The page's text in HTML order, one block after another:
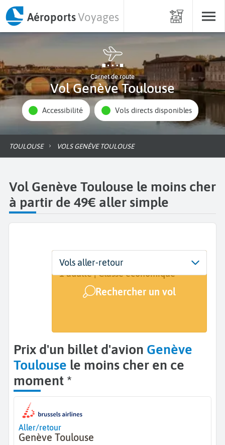
AéroportsVoyages
Carnet de route
Vol Genève Toulouse
Accessibilité Vols directs disponibles
TOULOUSE VOLS GENÈVE TOULOUSE
Vol Genève Toulouse le moins cher
à partir de 49€ aller simple
Départ
Genève (GVA)
Dates
12 août - 19 août
Voyageurs | Classe
1 adulte | Classe économique
Rechercher un vol
Vols aller-retour
Prix d'un billet d'avion Genève
Toulouse le moins cher en ce
moment *
Aller/retour
Genève Toulouse